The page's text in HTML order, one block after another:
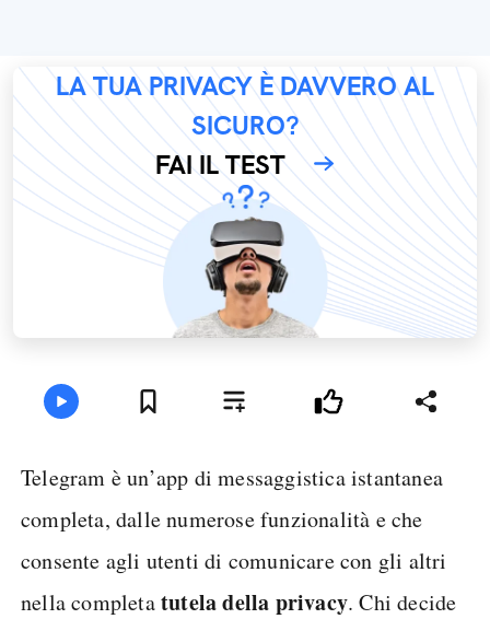
LA TUA PRIVACY È DAVVERO AL
SICURO?
FAI IL TEST
Telegram è un’app di messaggistica istantanea
completa, dalle numerose funzionalità e che
consente agli utenti di comunicare con gli altri
nella completatutela della privacy. Chi decide